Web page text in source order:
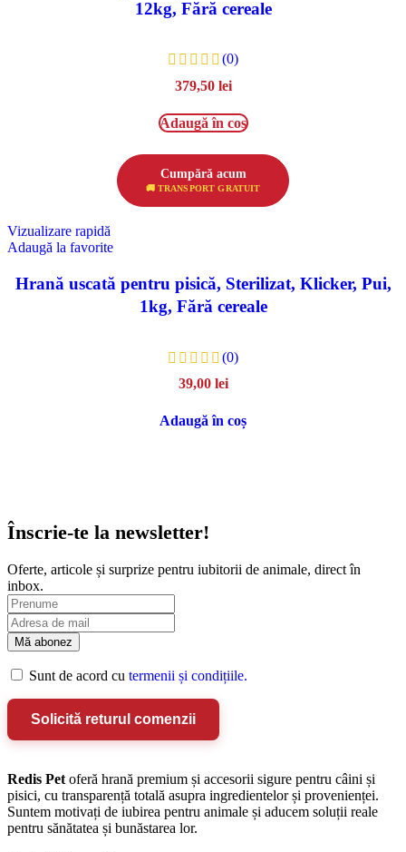
12kg, Fără cereale
(0)
379,50 lei
Adaugă în coș
Cumpără acum
🚚 TRANSPORT GRATUIT
Vizualizare rapidă
Adaugă la favorite
Hrană uscată pentru pisică, Sterilizat, Klicker, Pui,
1kg, Fără cereale
(0)
39,00 lei
Adaugă în coș
Înscrie-te la newsletter!
Oferte, articole și surprize pentru iubitorii de animale, direct în
inbox.
Sunt de acord cu termenii și condițiile.
Solicită returul comenzii
Redis Pet oferă hrană premium și accesorii sigure pentru câini și
pisici, cu transparență totală asupra ingredientelor și provenienței.
Suntem motivați de iubirea pentru animale și aducem soluții reale
pentru sănătatea și bunăstarea lor.